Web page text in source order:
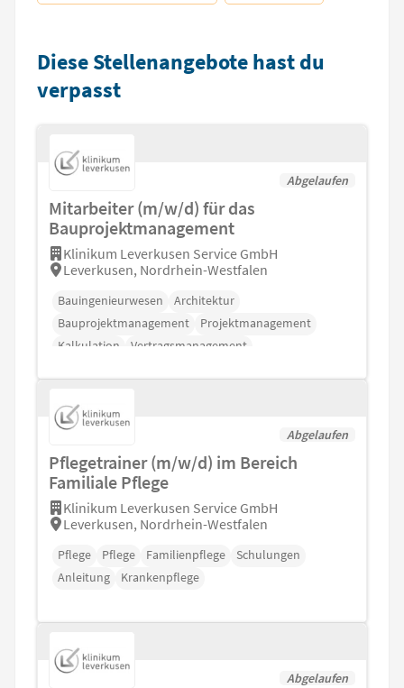
Diese Stellenangebote hast du
verpasst
Abgelaufen
Mitarbeiter (m/w/d) für das
Bauprojektmanagement
Klinikum Leverkusen Service GmbH
Leverkusen, Nordrhein-Westfalen
Bauingenieurwesen
Architektur
Bauprojektmanagement
Projektmanagement
Kalkulation
Vertragsmanagement
Abgelaufen
Pflegetrainer (m/w/d) im Bereich
Familiale Pflege
Klinikum Leverkusen Service GmbH
Leverkusen, Nordrhein-Westfalen
Pflege Pflege Familienpflege
Schulungen
Anleitung
Krankenpflege
Abgelaufen